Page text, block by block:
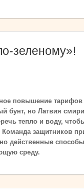
зеленому»!
повышение тарифов
бунт, но Латвия
тепло и воду,
Команда защитников
действенные
среду.